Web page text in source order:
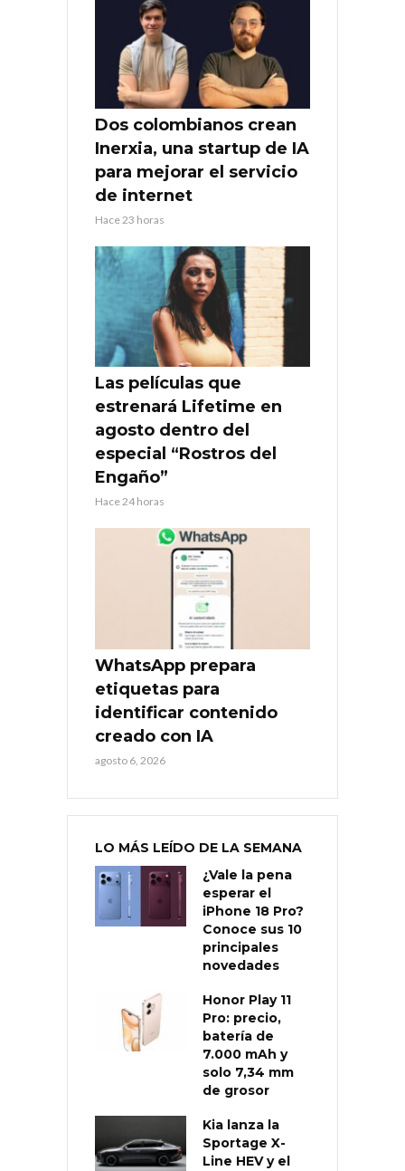
Dos colombianos crean
Inerxia, una startup de IA
para mejorar el servicio
de internet
Hace 23 horas
Las películas que
estrenará Lifetime en
agosto dentro del
especial “Rostros del
Engaño”
Hace 24 horas
WhatsApp prepara
etiquetas para
identificar contenido
creado con IA
agosto 6, 2026
LO MÁS LEÍDO DE LA SEMANA
¿Vale la pena
esperar el
iPhone 18 Pro?
Conoce sus 10
principales
novedades
Honor Play 11
Pro: precio,
batería de
7.000 mAh y
solo 7,34 mm
de grosor
Kia lanza la
Sportage X-
Line HEV y el